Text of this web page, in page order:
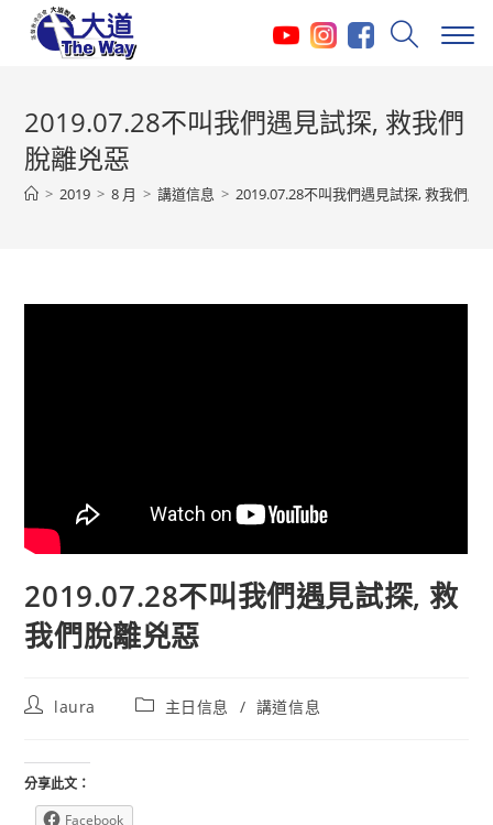
2019.07.28不叫我們遇見試探, 救我們
脫離兇惡
> 2019 > 8 月 > 講道信息 > 2019.07.28不叫我們遇見試探, 救我們脫
2019.07.28不叫我們遇見試探, 救
我們脫離兇惡
Postlaura
Post主日信息 / 講道信息
分享此文：
Facebook